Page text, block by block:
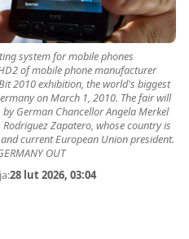
system for mobile phones
of mobile phone manufacturer
2010 exhibition, the world's biggest
on March 1, 2010. The fair will
German Chancellor Angela Merkel
Zapatero, whose country is
current European Union president.
OUT
28 lut 2026, 03:04